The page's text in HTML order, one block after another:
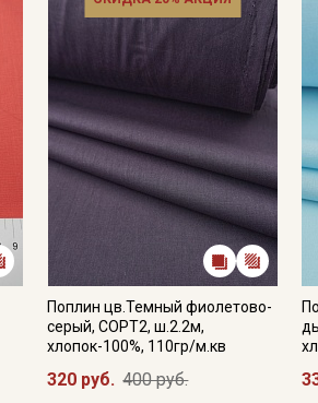
Поплин цв.Темный фиолетово-
серый, СОРТ2, ш.2.2м,
хлопок-100%, 110гр/м.кв
320 руб. 400 руб.